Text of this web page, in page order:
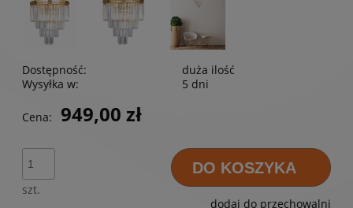
Dostępność:
duża ilość
Wysyłka w:
5 dni
Cena: 949,00 zł
szt.
DO KOSZYKA
dodaj do przechowalni